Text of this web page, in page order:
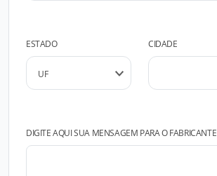
ESTADO CIDADE
DIGITE AQUI SUA MENSAGEM PARA O FABRICANTE